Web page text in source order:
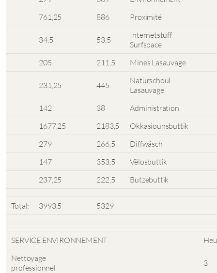
761,25
886 Proximité
34,5 53,5
Internetstuff
Surfspace
205
211,5 Mines Lasauvage
231,25 445
Naturschoul
Lasauvage
142
38
Administration
1677,25
2183,5
Okkasiounsbuttik
279
266,5
Diffwäsch
147
353,5
Vëlosbuttik
237,25
222,5 Butzebuttik
Total: 3993,5 5329
SERVICE ENVIRONNEMENT
Nettoyage
professionnel
3